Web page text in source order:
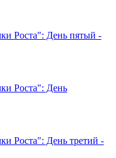
Роста": День пятый -
Роста": День
Роста": День третий -